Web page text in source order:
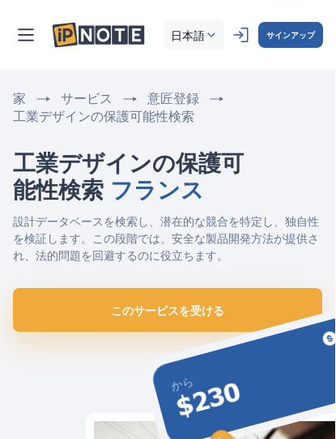
日本語 サインアップ
家 サービス
意匠登録
工業デザインの保護可能性検索
工業デザインの保護可
能性検索 フランス
から
$230
設計データベースを検索し、潜在的な競合を特定し、独自性
を検証します。この段階では、安全な製品開発方法が提供さ
れ、法的問題を回避するのに役立ちます。
このサービスを受ける